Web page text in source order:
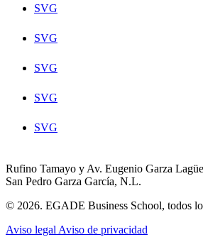
SVG
SVG
SVG
SVG
SVG
Rufino Tamayo y Av. Eugenio Garza
San Pedro Garza García, N.L.
© 2026. EGADE Business School, todos
Aviso legal Aviso de privacidad